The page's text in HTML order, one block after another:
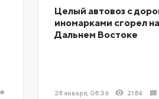
Целый автовоз с
иномарками сгорел на
Дальнем Востоке
28 января, 08:36 2184